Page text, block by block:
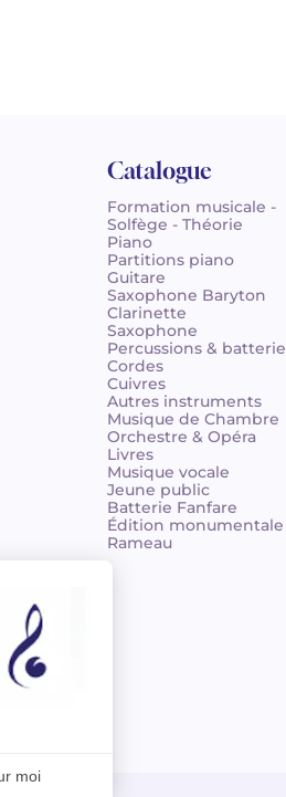
Catalogue
Formation musicale -
Solfège - Théorie
Piano
Partitions piano
Guitare
Saxophone Baryton
Clarinette
Saxophone
Percussions & batterie
Cordes
Cuivres
Autres instruments
Musique de Chambre
Orchestre & Opéra
Livres
Musique vocale
Jeune public
Batterie Fanfare
Édition monumentale
Rameau